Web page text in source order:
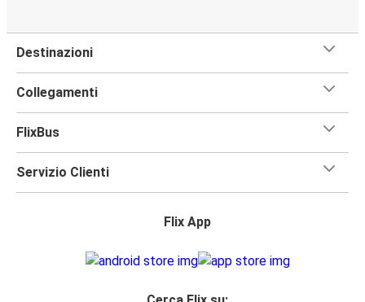
Destinazioni
Collegamenti
FlixBus
Servizio Clienti
Flix App